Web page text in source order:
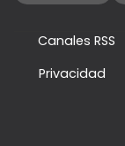
Canales RSS
Privacidad